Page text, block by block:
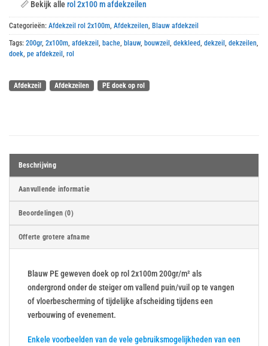
📏 Bekijk allerol 2x100 m afdekzeilen
Categorieën: Afdekzeil rol 2x100m Afdekzeilen Blauw afdekzeil
Tags: 200gr, 2x100m afdekzeil bache blauw, bouwzeil dekkleed dekzeil dekzeilen
doek pe afdekzeil rol
Afdekzeil Afdekzeilen PE doek op rol
Beschrijving
Aanvullende informatie
Beoordelingen (0)
Offerte grotere afname
Blauw PE geweven doek op rol 2x100m 200gr/m² als
ondergrond onder de steiger om vallend puin/vuil op te vangen
of vloerbescherming of tijdelijke afscheiding tijdens een
verbouwing of evenement.
Enkele voorbeelden van de vele gebruiksmogelijkheden van een